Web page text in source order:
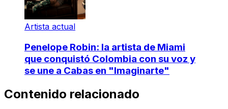
Artista actual
Penelope Robin: la artista de Miami
que conquistó Colombia con su voz y
se une a Cabas en "Imaginarte"
Contenido relacionado